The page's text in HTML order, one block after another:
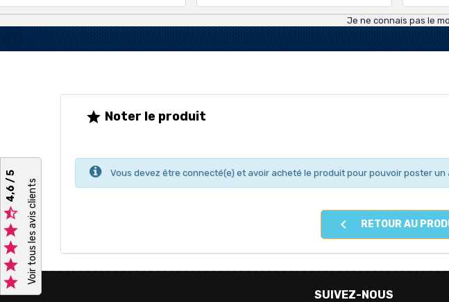





4,6 / 5 Voir tous les avis clients
Je ne connais pas le
 Noter le produit
Vous devez être connecté(e) et avoir acheté le produit pour pouvoir poster un
 RETOUR AU
SUIVEZ-NOUS